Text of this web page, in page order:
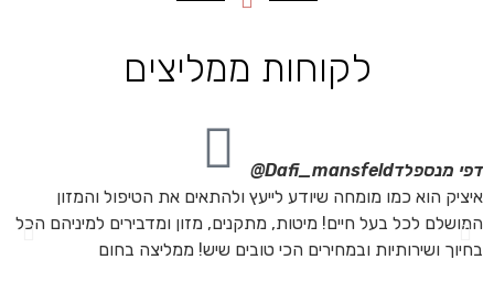
לקוחות ממליצים
דפי מנספלדDafi_mansfeld@
איציק הוא כמו מומחה שיודע לייעץ ולהתאים את הטיפול והמזון
המושלם לכל בעל חיים! מיטות, מתקנים, מזון ומדבירים למיניהם הכל
בחיוך ושירותיות ובמחירים הכי טובים שיש! ממליצה בחום